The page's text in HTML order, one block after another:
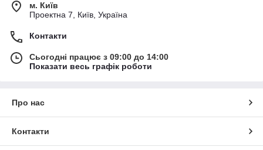
м. Київ
Проектна 7, Київ, Україна
Контакти
Сьогодні працює з 09:00 до 14:00
Показати весь графік роботи
Про нас
Контакти